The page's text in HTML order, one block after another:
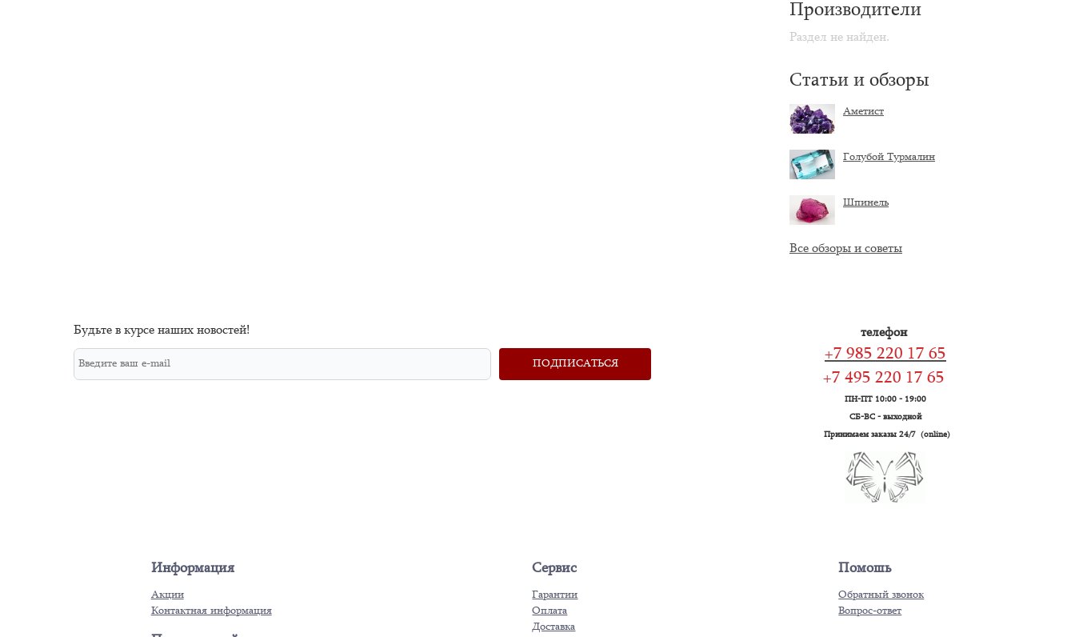
Производители
Раздел не найден.
Статьи и обзоры
Аметист
Голубой Турмалин
Шпинель
Все обзоры и советы
Будьте в курсе наших новостей!
ПОДПИСАТЬСЯ
телефон
+7 985 220 17 65
+7 495 220 17 65
ПН-ПТ 10:00 - 19:00
СБ-ВС - выходной
Принимаем заказы 24/7 (online)
Информация
Акции
Контактная информация
Сервис
Гарантии
Оплата
Доставка
Помошь
Обратный звонок
Вопрос-ответ